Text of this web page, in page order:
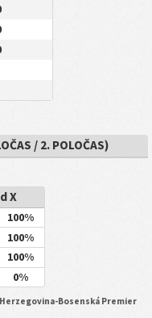
/ 2. POLOČAS)
X
100%
100%
100%
0%
Bosenská Premier